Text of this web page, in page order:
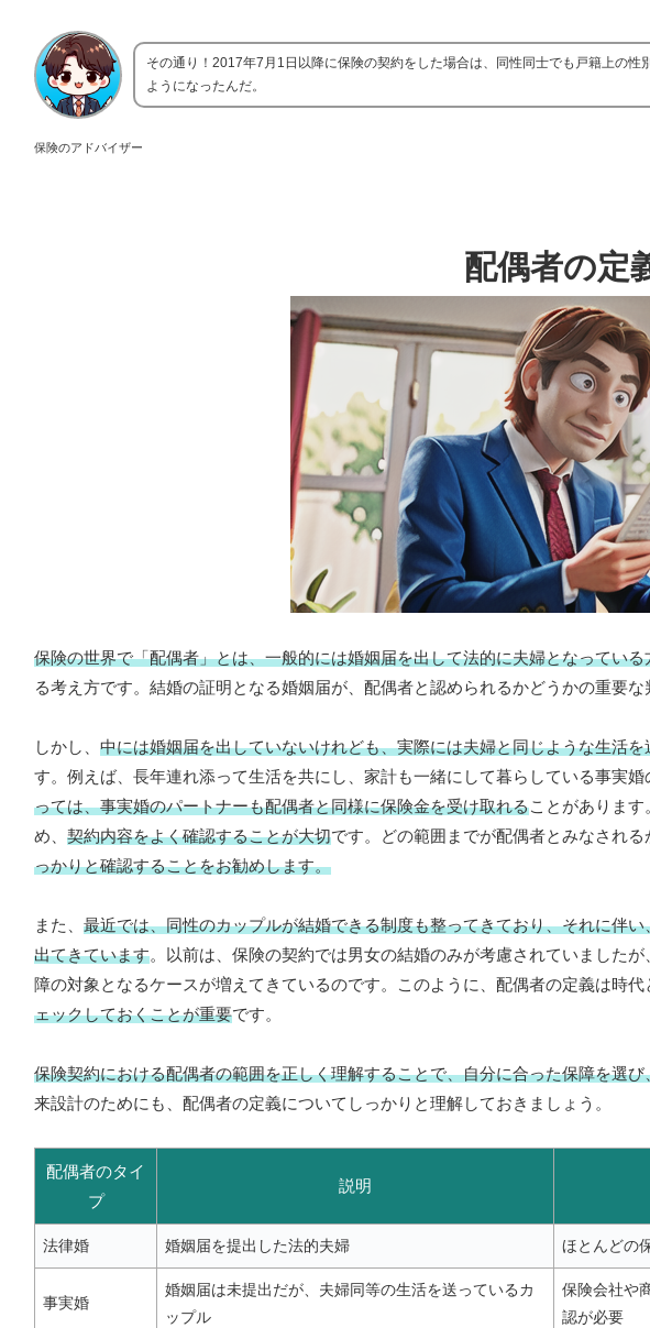
保険のアドバイザー
その通り！2017年7月1日以降に保険の契約をした場合は、同性同士でも戸籍上の
ようになったんだ。
配偶者の定
保険の世界で「配偶者」とは、一般的には婚姻届を出して法的に夫婦となってい
る考え方です。結婚の証明となる婚姻届が、配偶者と認められるかどうかの重要な
しかし、 中には婚姻届を出していないけれども、実際には夫婦と同じような生活
す。例えば、長年連れ添って生活を共にし、家計も一緒にして暮らしている事実
っては、事実婚のパートナーも配偶者と同様に保険金を受け取れることがあります
め、 契約内容をよく確認することが大切です。どの範囲までが配偶者とみなされ
っかりと確認することをお勧めします。
また、 最近では、同性のカップルが結婚できる制度も整ってきており、それに伴
出てきています。以前は、保険の契約では男女の結婚のみが考慮されていました
障の対象となるケースが増えてきているのです。このように、配偶者の定義は時代
ェックしておくことが重要です。
保険契約における配偶者の範囲を正しく理解することで、自分に合った保障を選
来設計のためにも、配偶者の定義についてしっかりと理解しておきましょう。
配偶者のタイ
プ
説明
法律婚 婚姻届を提出した法的夫婦 ほとんどの
事実婚
婚姻届は未提出だが、夫婦同等の生活を送っているカ
ップル
保険会社や
認が必要